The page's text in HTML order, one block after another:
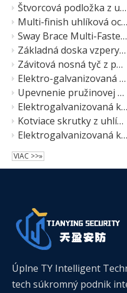
Štvorcová podložka z uhlíkovej ocele s viacerými povrchmi pre kanál vzpery
Multi-finish uhlíková oceľ so 4 otvormi pre ploché platne pre kanál vzpery
Sway Brace Multi-Fastener adaptér pre vzperu
Základná doska vzpery pre montáž na kovový rám
Závitová nosná tyč z pozinkovanej uhlíkovej ocele
Elektro-galvanizovaná závitová tyčová spojka
Upevnenie pružinovej matice kanála vzpery
Elektrogalvanizovaná kotviaca skrutka vzpery
Kotviace skrutky z uhlíkovej ocele a nehrdzavejúcej ocele
Elektrogalvanizovaná krídlová matica vzpery
VIAC >>»
Úplne TY Intelligent
tech súkromný podnik